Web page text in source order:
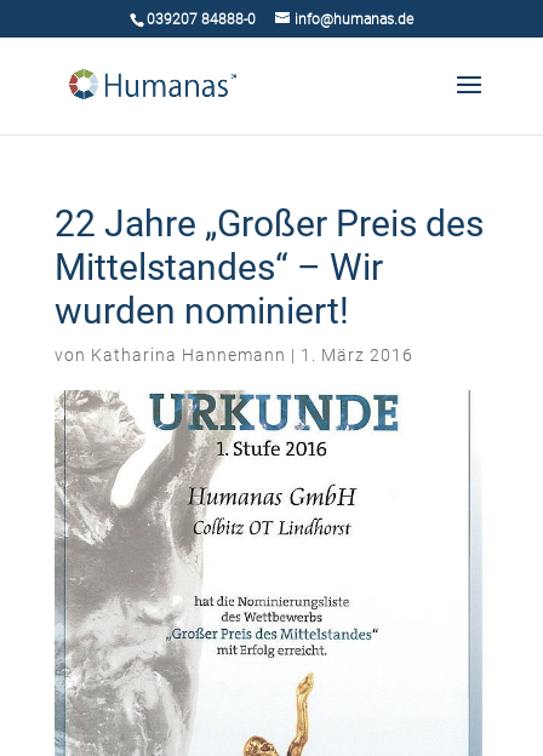
039207 84888-0 info@humanas.de
22 Jahre „Großer Preis des
Mittelstandes“ – Wir
wurden nominiert!
von Katharina Hannemann | 1. März 2016